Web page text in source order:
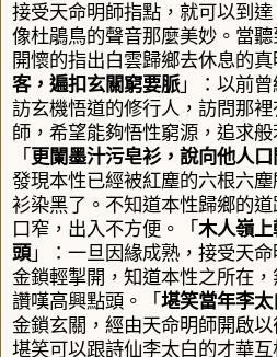
接受天命明師指點，就可以到
像杜鵑鳥的聲音那麼美妙。當
開懷的指出白雲歸鄉去休息的真
客，遍扣玄關窮要脈」：以前
訪玄機悟道的修行人，訪問那
師，希望能夠悟性窮源，追求
「 更闌墨汁污皂衫，說向他人口
發現本性已經被紅塵的六根六
衫染黑了。不知道本性歸鄉的
口窄，出入不方便。「 木人嶺
頭 」：一旦因緣成熟，接受天
金鎖輕掣開，知道本性之所在
讚嘆高興點頭。「 堪笑當年李
金鎖玄關，經由天命明師開啟
堪笑可以跟詩仙李太白的才華